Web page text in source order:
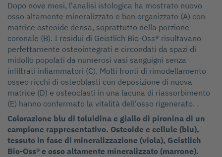
Dopo nove mesi, l'analisi istologica ha mostrato nuovo
osso altamente mineralizzato e ben organizzato (A) con
matrice osteoide densa, soprattutto nella porzione
coronale (B). I residui di Geistlich Bio-Oss® risultavano
perfettamente osteointegrati e circondati da spazi di
midollo popolati da numerosi vasi sanguigni senza
infiltrati infiammatori (C). Molti fronti di rimodellamento
osseo ricchi di osteoblasti con deposizione di nuova
matrice (D) e osteoclasti in una lacuna di riassorbimento
(E) hanno confermato la vitalità dell'osso rigenerato. .
Colorazione blu di toluidina e giallo di pironina di un
campione rappresentativo. Osteoide e cellule (blu),
tessuto in fase di mineralizzazione (viola), Geistlich
Bio-Oss® e osso altamente mineralizzato (marrone).